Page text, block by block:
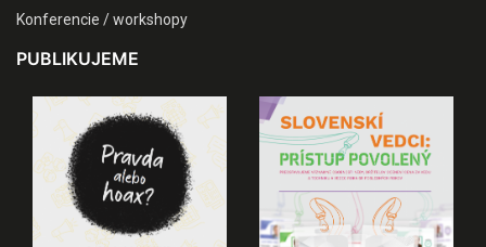
Konferencie / workshopy
PUBLIKUJEME